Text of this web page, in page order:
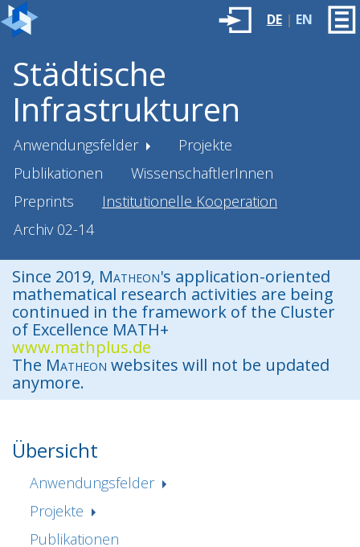
DE| EN
Städtische
Infrastrukturen
Anwendungsfelder
Projekte
Publikationen
WissenschaftlerInnen
Preprints
Institutionelle Kooperation
Archiv 02-14
Since 2019, Matheon's application-oriented
mathematical research activities are being
continued in the framework of the Cluster
of Excellence MATH+
www.mathplus.de
The Matheon websites will not be updated
anymore.
Übersicht
Anwendungsfelder
Projekte
Publikationen